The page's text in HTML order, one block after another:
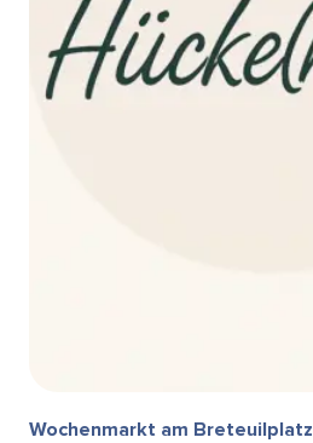
Wochenmarkt am Breteuilplatz